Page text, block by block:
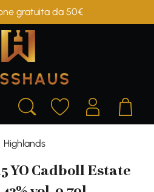
gratuita da 50€
Highlands
YO Cadboll Estate